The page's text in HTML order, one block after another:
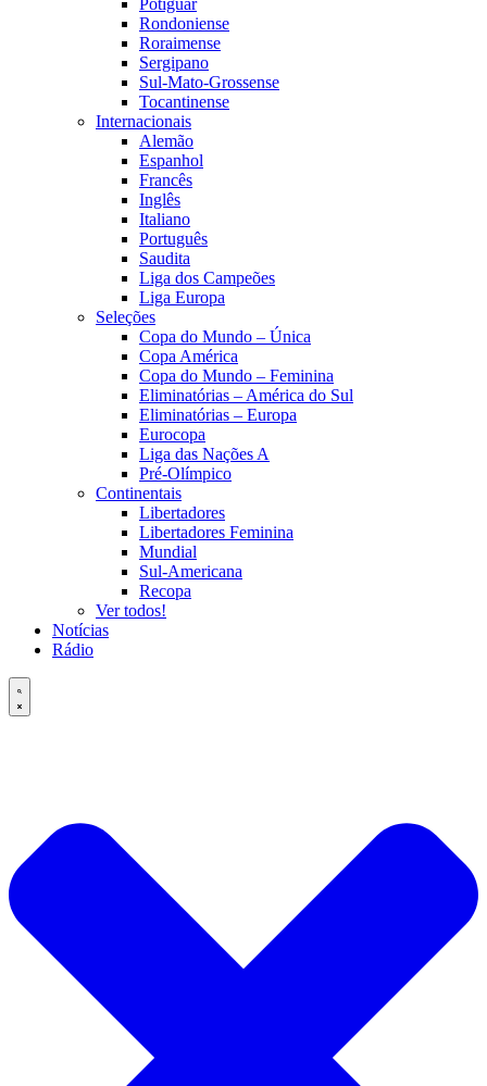
Rondoniense
Roraimense
Sergipano
Sul-Mato-Grossense
Tocantinense
Internacionais
Alemão
Espanhol
Francês
Inglês
Italiano
Português
Saudita
Liga dos Campeões
Liga Europa
Seleções
Copa do Mundo – Única
Copa América
Copa do Mundo – Feminina
Eliminatórias – América do Sul
Eliminatórias – Europa
Eurocopa
Liga das Nações A
Pré-Olímpico
Continentais
Libertadores
Libertadores Feminina
Mundial
Sul-Americana
Recopa
Ver todos!
Notícias
Rádio